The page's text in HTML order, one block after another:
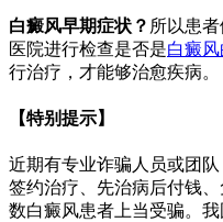
白癜风早期症状？ 所以患
医院进行检查是否是白癜
行治疗，才能够治愈疾病。
【特别提示】
近期有专业诈骗人员或团
签约治疗、先治病后付钱
数白癜风患者上当受骗。